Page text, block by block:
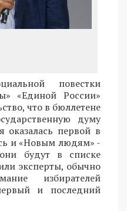
повестки
«Единой России»
что в бюллетене
думу
оказалась первой в
и «Новым людям» -
будут в списке
эксперты, обычно
избирателей
и последний